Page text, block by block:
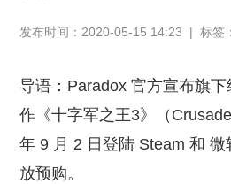
发布时间：2020-05-15 14:23 | 标签
导语：Paradox 官方宣布旗
作《十字军之王3》（
年 9 月 2 日登陆 Steam 和
放预购。